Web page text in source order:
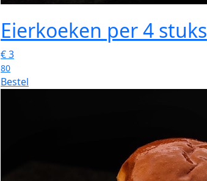
Eierkoeken per 4 stuks
€3
80
Bestel